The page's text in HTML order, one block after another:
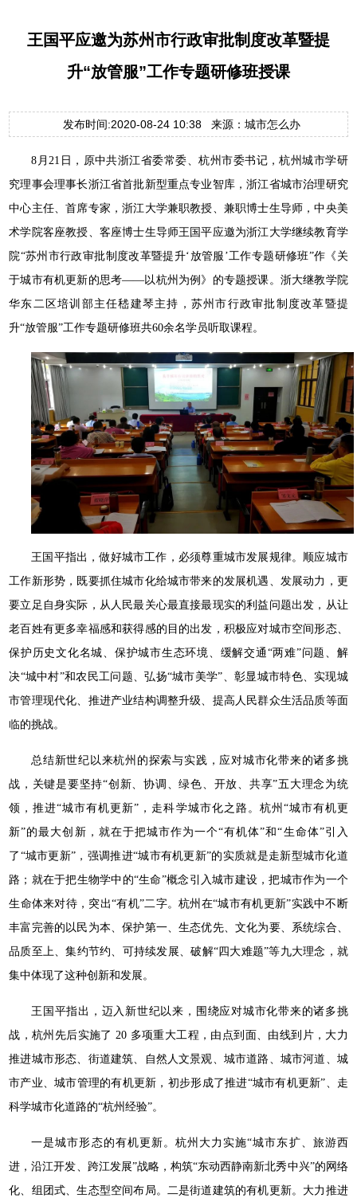
王国平应邀为苏州市行政审批制度改革暨提
升“放管服”工作专题研修班授课
发布时间:2020-08-24 10:38 来源：城市怎么办
8月21日，原中共浙江省委常委、杭州市委书记，杭州城市学研
究理事会理事长浙江省首批新型重点专业智库，浙江省城市治理研究
中心主任、首席专家，浙江大学兼职教授、兼职博士生导师，中央美
术学院客座教授、客座博士生导师王国平应邀为浙江大学继续教育学
院“苏州市行政审批制度改革暨提升‘放管服’工作专题研修班”作《关
于城市有机更新的思考——以杭州为例》的专题授课。浙大继教学院
华东二区培训部主任嵇建琴主持，苏州市行政审批制度改革暨提
升“放管服”工作专题研修班共60余名学员听取课程。
王国平指出，做好城市工作，必须尊重城市发展规律。顺应城市
工作新形势，既要抓住城市化给城市带来的发展机遇、发展动力，更
要立足自身实际，从人民最关心最直接最现实的利益问题出发，从让
老百姓有更多幸福感和获得感的目的出发，积极应对城市空间形态、
保护历史文化名城、保护城市生态环境、缓解交通“两难”问题、解
决“城中村”和农民工问题、弘扬“城市美学”、彰显城市特色、实现城
市管理现代化、推进产业结构调整升级、提高人民群众生活品质等面
临的挑战。
总结新世纪以来杭州的探索与实践，应对城市化带来的诸多挑
战，关键是要坚持“创新、协调、绿色、开放、共享”五大理念为统
领，推进“城市有机更新”，走科学城市化之路。杭州“城市有机更
新”的最大创新，就在于把城市作为一个“有机体”和“生命体”引入
了“城市更新”，强调推进“城市有机更新”的实质就是走新型城市化道
路；就在于把生物学中的“生命”概念引入城市建设，把城市作为一个
生命体来对待，突出“有机”二字。杭州在“城市有机更新”实践中不断
丰富完善的以民为本、保护第一、生态优先、文化为要、系统综合、
品质至上、集约节约、可持续发展、破解“四大难题”等九大理念，就
集中体现了这种创新和发展。
王国平指出，迈入新世纪以来，围绕应对城市化带来的诸多挑
战，杭州先后实施了 20 多项重大工程，由点到面、由线到片，大力
推进城市形态、街道建筑、自然人文景观、城市道路、城市河道、城
市产业、城市管理的有机更新，初步形成了推进“城市有机更新”、走
科学城市化道路的“杭州经验”。
一是城市形态的有机更新。杭州大力实施“城市东扩、旅游西
进，沿江开发、跨江发展”战略，构筑“东动西静南新北秀中兴”的网络
化、组团式、生态型空间布局。二是街道建筑的有机更新。大力推进